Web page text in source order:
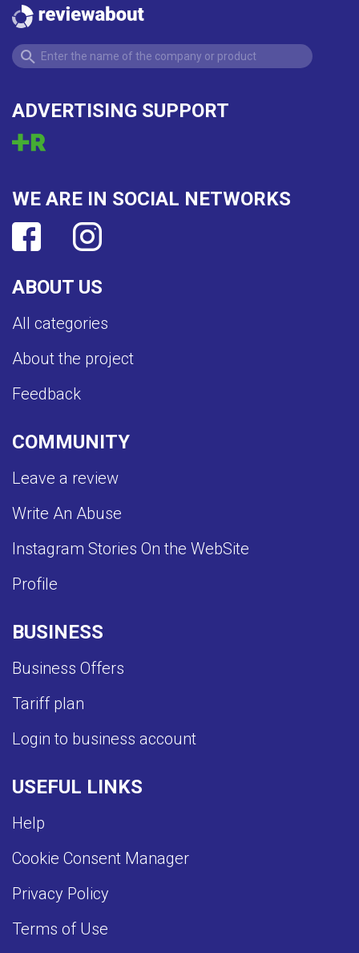
ABOUT US
All categories
About the project
Feedback
COMMUNITY
Leave a review
Write An Abuse
Instagram Stories On the WebSite
Profile
BUSINESS
Business Offers
Tariff plan
Login to business account
USEFUL LINKS
Help
Cookie Consent Manager
Privacy Policy
Terms of Use
ADVERTISING SUPPORT
WE ARE IN SOCIAL NETWORKS